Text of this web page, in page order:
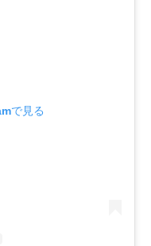
で見る